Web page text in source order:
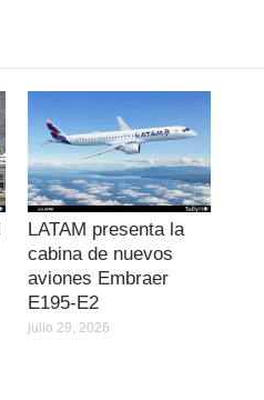
LATAM presenta la
cabina de nuevos
aviones Embraer
E195-E2
julio 29, 2026